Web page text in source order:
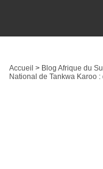
Accueil > Blog Afrique du
National de Tankwa Karoo